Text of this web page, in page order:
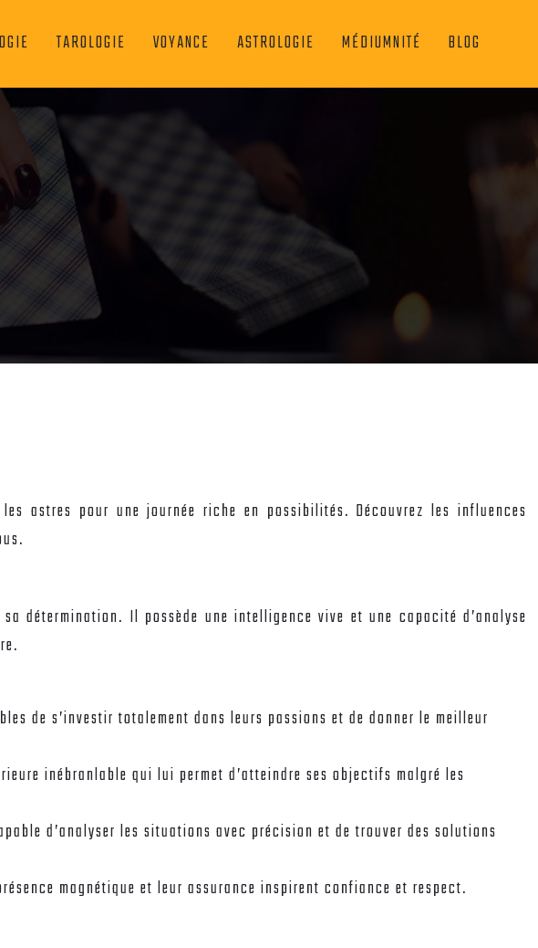
TAROLOGIE VOYANCE ASTROLOGIE MÉDIUMNITÉ BLOG
astres pour une journée riche en possibilités. Découvrez les influences
détermination. Il possède une intelligence vive et une capacité d’analyse
de s’investir totalement dans leurs passions et de donner le meilleur
inébranlable qui lui permet d’atteindre ses objectifs malgré les
d’analyser les situations avec précision et de trouver des solutions
magnétique et leur assurance inspirent confiance et respect.